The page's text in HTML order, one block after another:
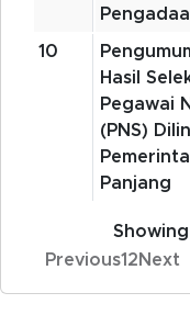
10
Hasil
Pegawai
(PNS)
Panjang
Previous1 2 Next